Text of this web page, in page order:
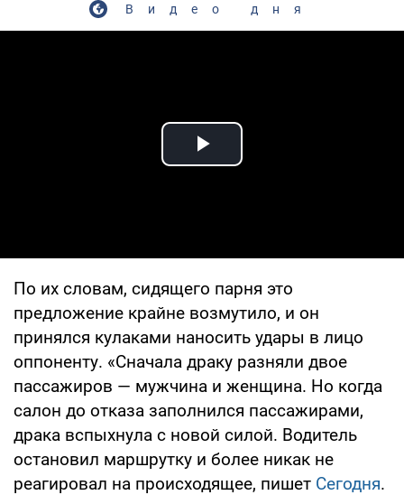
Видео дня
Play Video
По их словам, сидящего парня это
предложение крайне возмутило, и он
принялся кулаками наносить удары в лицо
оппоненту. «Сначала драку разняли двое
пассажиров — мужчина и женщина. Но когда
салон до отказа заполнился пассажирами,
драка вспыхнула с новой силой. Водитель
остановил маршрутку и более никак не
реагировал на происходящее, пишет Сегодня.